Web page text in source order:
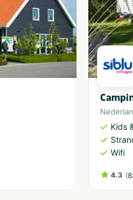
Kids
Wifi
4.3 (